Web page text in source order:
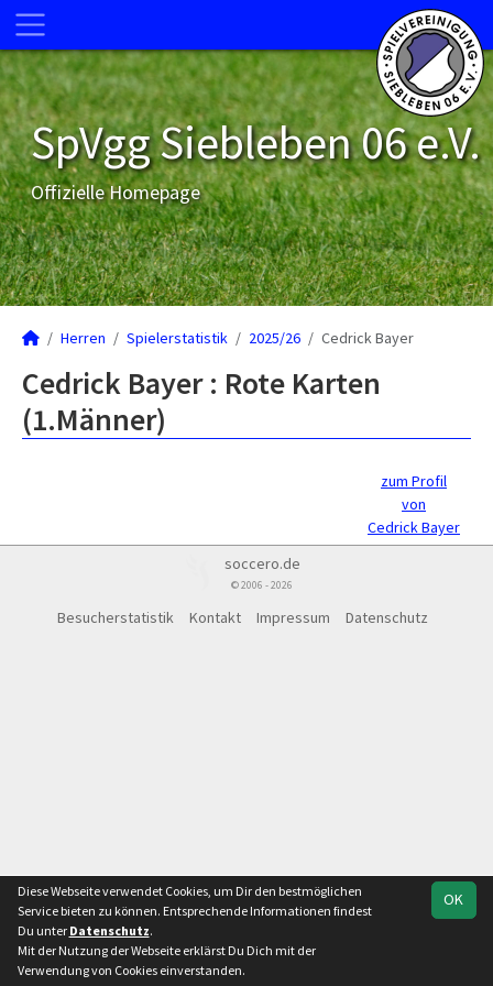
SpVgg Siebleben 06 e.V.
Offizielle Homepage
Herren Spielerstatistik 2025/26 Cedrick Bayer
Cedrick Bayer : Rote Karten
(1.Männer)
zum Profil
von
Cedrick Bayer
soccero.de
© 2006 - 2026
Besucherstatistik Kontakt Impressum Datenschutz
OK
Diese Webseite verwendet Cookies, um Dir den bestmöglichen
Service bieten zu können. Entsprechende Informationen findest
Du unter Datenschutz.
Mit der Nutzung der Webseite erklärst Du Dich mit der
Verwendung von Cookies einverstanden.